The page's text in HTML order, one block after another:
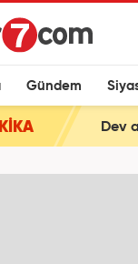
Gündem
Dev